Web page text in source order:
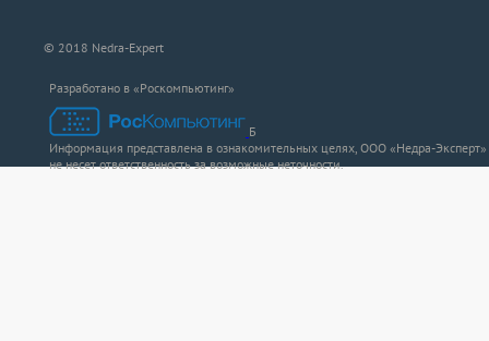
© 2018 Nedra-Expert
Разработано в «Роскомпьютинг»
Б
Информация представлена в ознакомительных целях, ООО «Недра-Эксперт»
не несет ответственность за возможные неточности.